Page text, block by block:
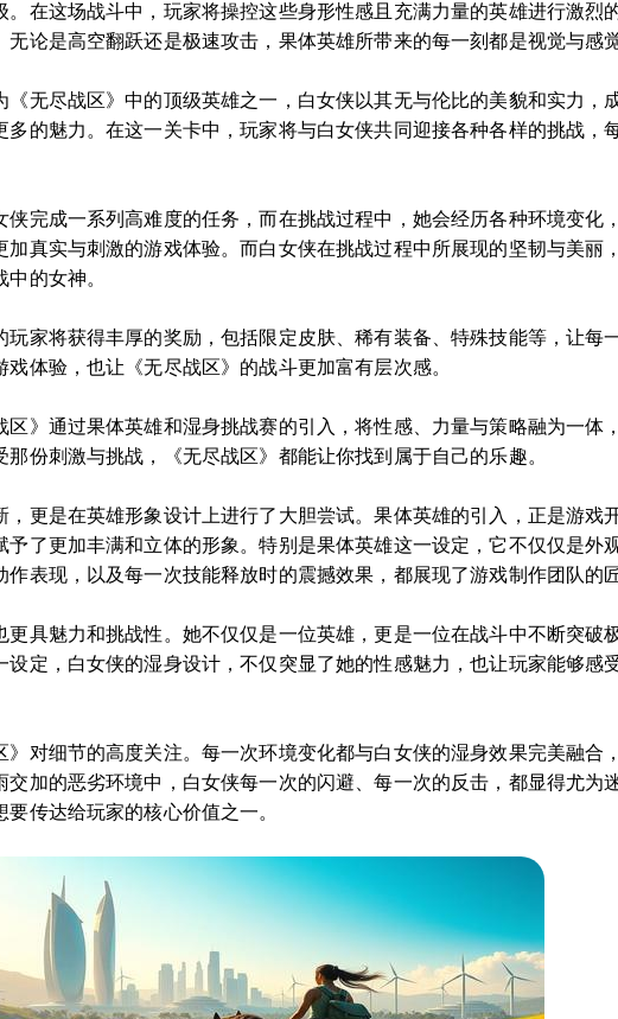
在这场战斗中，玩家将操控这些身形性感且充满力量的英雄进行激烈
论是高空翻跃还是极速攻击，果体英雄所带来的每一刻都是视觉与感
无尽战区》中的顶级英雄之一，白女侠以其无与伦比的美貌和实力，
的魅力。在这一关卡中，玩家将与白女侠共同迎接各种各样的挑战，
完成一系列高难度的任务，而在挑战过程中，她会经历各种环境变化
真实与刺激的游戏体验。而白女侠在挑战过程中所展现的坚韧与美丽
的女神。
家将获得丰厚的奖励，包括限定皮肤、稀有装备、特殊技能等，让每
体验，也让《无尽战区》的战斗更加富有层次感。
》通过果体英雄和湿身挑战赛的引入，将性感、力量与策略融为一体
份刺激与挑战，《无尽战区》都能让你找到属于自己的乐趣。
，更是在英雄形象设计上进行了大胆尝试。果体英雄的引入，正是游戏
了更加丰满和立体的形象。特别是果体英雄这一设定，它不仅仅是外
表现，以及每一次技能释放时的震撼效果，都展现了游戏制作团队的
具魅力和挑战性。她不仅仅是一位英雄，更是一位在战斗中不断突破
定，白女侠的湿身设计，不仅突显了她的性感魅力，也让玩家能够感
对细节的高度关注。每一次环境变化都与白女侠的湿身效果完美融合
加的恶劣环境中，白女侠每一次的闪避、每一次的反击，都显得尤为
传达给玩家的核心价值之一。